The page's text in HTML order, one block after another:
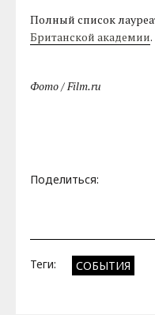
Полный список
Британской академии.
Фото / Film.ru
Поделиться:
Теги: СОБЫТИЯ